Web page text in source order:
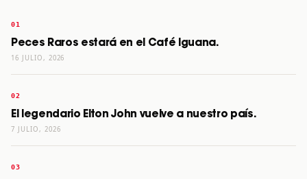
Peces Raros estará en el Café Iguana.
16 JULIO, 2026
El legendario Elton John vuelve a nuestro país.
7 JULIO, 2026